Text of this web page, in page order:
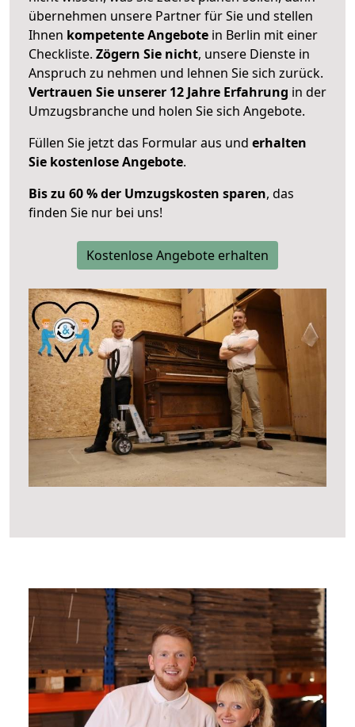
übernehmen unsere Partner für Sie und stellen
Ihnen kompetente Angebote in Berlin mit einer
Checkliste. Zögern Sie nicht, unsere Dienste in
Anspruch zu nehmen und lehnen Sie sich zurück.
Vertrauen Sie unserer 12 Jahre Erfahrung in der
Umzugsbranche und holen Sie sich Angebote.
Füllen Sie jetzt das Formular aus und erhalten
Sie kostenlose Angebote.
Bis zu 60 % der Umzugskosten sparen, das
finden Sie nur bei uns!
Kostenlose Angebote erhalten